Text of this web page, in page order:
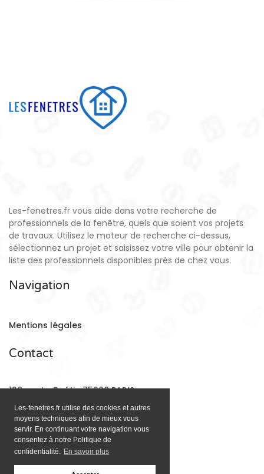
Les-fenetres.fr utilise des cookies et autres
moyens techniques afin de mieux vous
servir. En continuant votre navigation vous
consentez à notre Politique de
confidentialité. En savoir plus
Les-fenetres.fr vous aide dans votre recherche de
professionnels de la fenêtre, quels que soient vos projets
de travaux. Utilisez le moteur de recherche ci-dessus,
sélectionnez un projet et saisissez votre ville pour obtenir la
liste des professionnels disponibles près de chez vous.
Navigation
Mentions légales
Contact
128 rue La Boétie 75008 PARIS
Email: contact@les-fenetres.fr